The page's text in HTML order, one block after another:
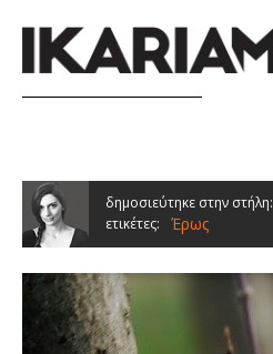
δημοσιεύτηκε στην στήλη:
ετικέτες: Έρως